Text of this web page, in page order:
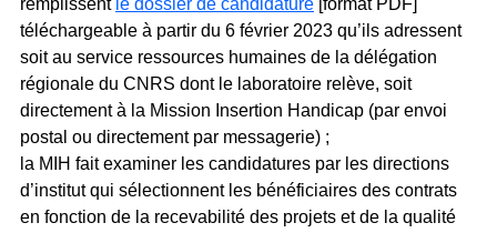
remplissent le dossier de candidature [format PDF]
téléchargeable à partir du 6 février 2023 qu’ils adressent
soit au service ressources humaines de la délégation
régionale du CNRS dont le laboratoire relève, soit
directement à la Mission Insertion Handicap (par envoi
postal ou directement par messagerie) ;
la MIH fait examiner les candidatures par les directions
d’institut qui sélectionnent les bénéficiaires des contrats
en fonction de la recevabilité des projets et de la qualité